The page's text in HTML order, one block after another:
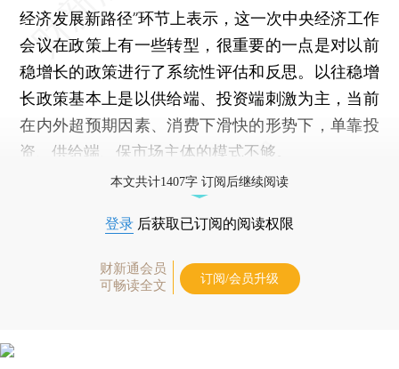
经济发展新路径”环节上表示，这一次中央经济工作
会议在政策上有一些转型，很重要的一点是对以前
稳增长的政策进行了系统性评估和反思。以往稳增
长政策基本上是以供给端、投资端刺激为主，当前
在内外超预期因素、消费下滑快的形势下，单靠投
资、供给端、保市场主体的模式不够。
本文共计1407字 订阅后继续阅读
登录 后获取已订阅的阅读权限
财新通会员
可畅读全文
订阅/会员升级